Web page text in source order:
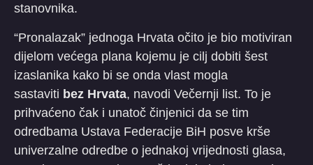
stanovnika.
“Pronalazak” jednoga Hrvata očito je bio motiviran
dijelom većega plana kojemu je cilj dobiti šest
izaslanika kako bi se onda vlast mogla
sastaviti bez Hrvata, navodi Večernji list. To je
prihvaćeno čak i unatoč činjenici da se tim
odredbama Ustava Federacije BiH posve krše
univerzalne odredbe o jednakoj vrijednosti glasa,